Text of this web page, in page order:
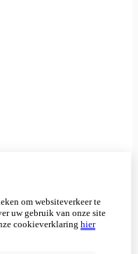
om websiteverkeer te
uw gebruik van onze site
cookieverklaring hier